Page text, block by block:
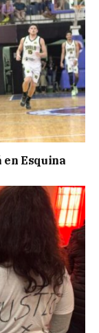
Esquina